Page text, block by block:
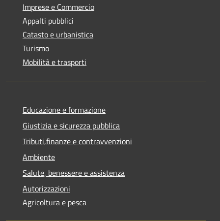
Imprese e Commercio
Appalti pubblici
Catasto e urbanistica
Turismo
Mobilità e trasporti
Educazione e formazione
Giustizia e sicurezza pubblica
Tributi,finanze e contravvenzioni
Ambiente
Salute, benessere e assistenza
Autorizzazioni
Agricoltura e pesca